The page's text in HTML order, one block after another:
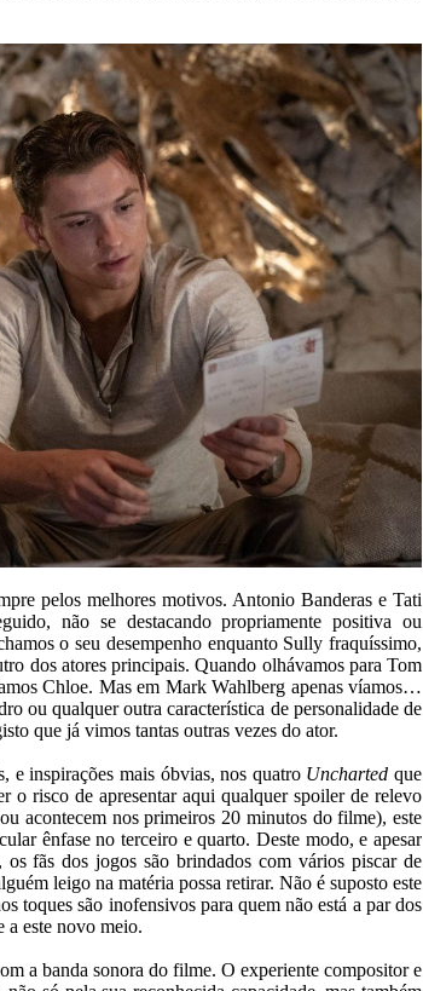
pelos melhores motivos. Antonio Banderas e Tati
não se destacando propriamente positiva ou
o seu desempenho enquanto Sully fraquíssimo,
dos atores principais. Quando olhávamos para Tom
Chloe. Mas em Mark Wahlberg apenas víamos…
ou qualquer outra característica de personalidade de
que já vimos tantas outras vezes do ator.
e inspirações mais óbvias, nos quatro Uncharted que
o risco de apresentar aqui qualquer spoiler de relevo
acontecem nos primeiros 20 minutos do filme), este
ênfase no terceiro e quarto. Deste modo, e apesar
fãs dos jogos são brindados com vários piscar de
leigo na matéria possa retirar. Não é suposto este
toques são inofensivos para quem não está a par dos
a este novo meio.
a banda sonora do filme. O experiente compositor e